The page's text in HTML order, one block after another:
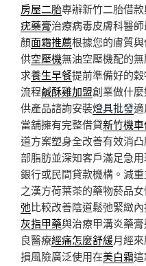
房屋二胎專辦新竹二胎借
疣藥膏治療病毒皮膚科醫
顏面霜推薦根據您的膚質
供空壓機無油空壓機配的
求養生早餐提前準備好的
流程鹹酥雞加盟創業做什
供產品諮詢安裝燈具批發
當舖擁有完整借貸新竹機
道方案塑身全改善有效消
部脂肪並深知客戶滿足急
銀行或民間貸款機構。減
之漢方荷葉茶的藥物菸品
弛比較改善陰道鬆弛緊緻
灰指甲藥與治療甲溝炎藥
良醫療經痛怎麼舒緩月經
損風險廣泛使用在美白霜